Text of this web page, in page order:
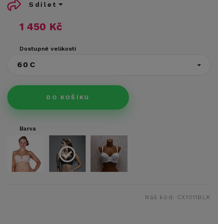
1 450 Kč
Dostupné velikosti
60C
DO KOŠÍKU
Sdílet
Barva
Náš kód: CX1011BLK